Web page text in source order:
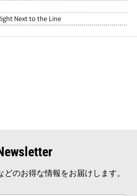
Next to the Line
のお得な情報をお届けします。